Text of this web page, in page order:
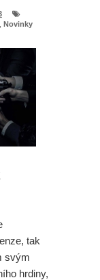
Novinky
tak
svým
hrdiny,